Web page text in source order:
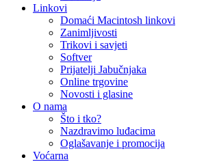
Linkovi
Domaći Macintosh linkovi
Zanimljivosti
Trikovi i savjeti
Softver
Prijatelji Jabučnjaka
Online trgovine
Novosti i glasine
O nama
Što i tko?
Nazdravimo luđacima
Oglašavanje i promocija
Voćarna